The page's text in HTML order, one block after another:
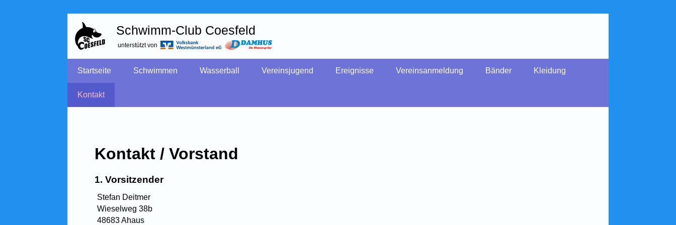
Schwimm-Club Coesfeld
unterstützt von
Startseite Schwimmen Wasserball Vereinsjugend Ereignisse Vereinsanmeldung Bänder Kleidung
Kontakt
Kontakt / Vorstand
1. Vorsitzender
Stefan Deitmer
Wieselweg 38b
48683 Ahaus